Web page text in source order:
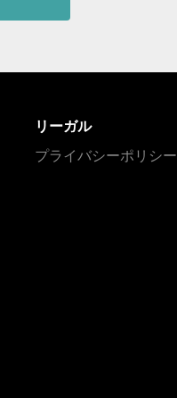
リーガル
プライバシーポリシー